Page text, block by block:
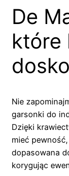
De
które
Nie
garsonki do
Dzięki
mieć
dopasowana
korygując